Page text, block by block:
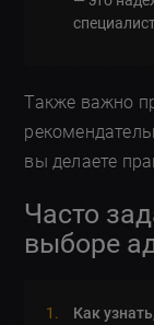
Также важно
вы делаете
Часто
выборе
Как